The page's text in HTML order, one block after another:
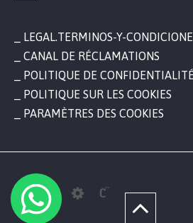
LEGAL.TERMINOS-Y-
CANAL DE RÉCLAMATIONS
POLITIQUE DE CONFIDENTIALITÉ
POLITIQUE SUR LES COOKIES
PARAMÈTRES DES COOKIES